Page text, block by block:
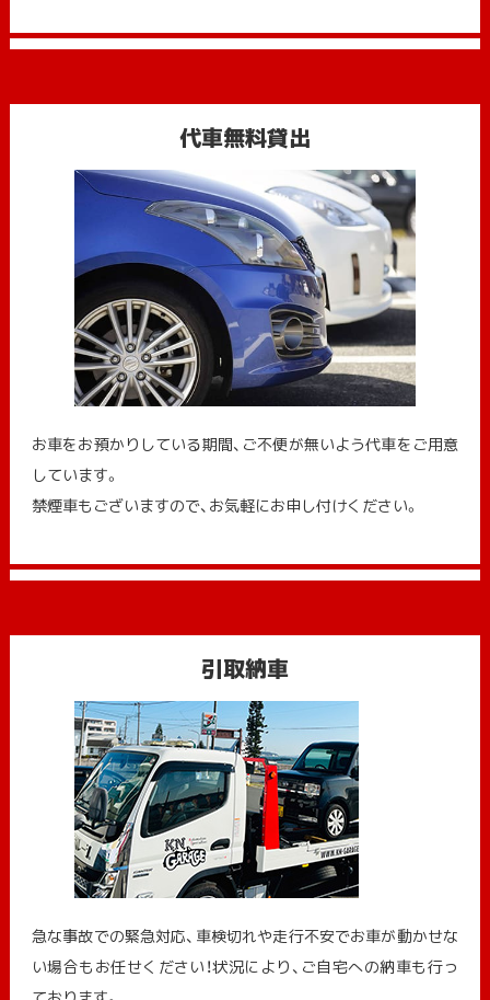
代車無料貸出
お車をお預かりしている期間、ご不便が無いよう代車をご用意
しています。
禁煙車もございますので、お気軽にお申し付けください。
引取納車
急な事故での緊急対応、車検切れや走行不安でお車が動かせな
い場合もお任せください！状況により、ご自宅への納⾞も⾏っ